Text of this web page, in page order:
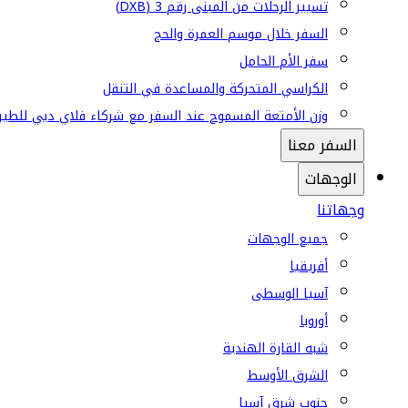
تسيير الرحلات من المبنى رقم 3 (DXB)
السفر خلال موسم العمرة والحج
سفر الأم الحامل
الكراسي المتحركة والمساعدة في التنقل
وزن الأمتعة المسموح عند السفر مع شركاء فلاي دبي
السفر معنا
الوجهات
وجهاتنا
جميع الوجهات
أفريقيا
آسيا الوسطى
أوروبا
شبه القارة الهندية
الشرق الأوسط
جنوب شرق آسيا